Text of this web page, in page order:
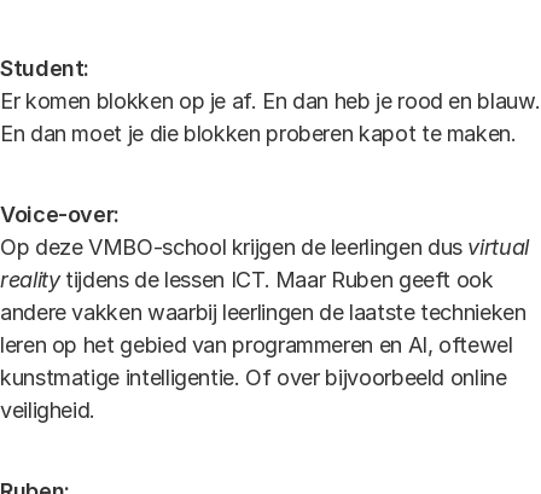
Student:
Er komen blokken op je af. En dan heb je rood en blauw.
En dan moet je die blokken proberen kapot te maken.
Voice-over:
Op deze VMBO-school krijgen de leerlingen dus virtual
realitytijdens de lessen ICT. Maar Ruben geeft ook
andere vakken waarbij leerlingen de laatste technieken
leren op het gebied van programmeren en AI, oftewel
kunstmatige intelligentie. Of over bijvoorbeeld online
veiligheid.